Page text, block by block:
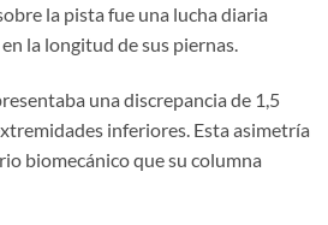
la pista fue una lucha diaria
la longitud de sus piernas.
una discrepancia de 1,5
inferiores. Esta asimetría
biomecánico que su columna